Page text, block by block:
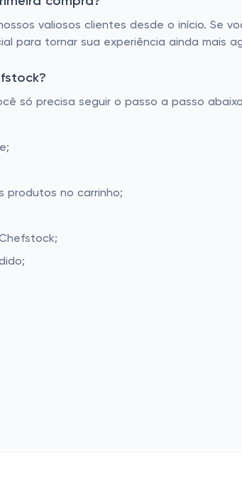
valiosos clientes desde o início. Se
para tornar sua experiência ainda mais
só precisa seguir o passo a passo
produtos no carrinho;